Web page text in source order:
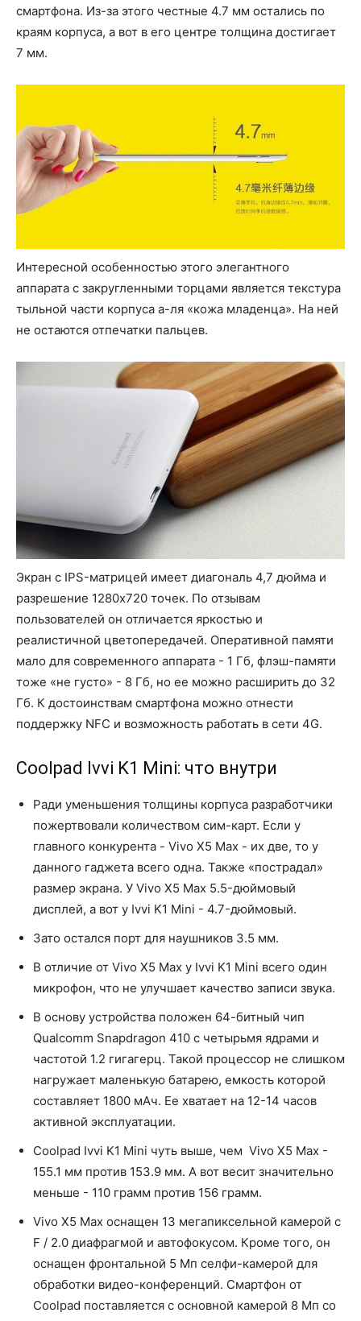
смартфона. Из-за этого честные 4.7 мм остались по
краям корпуса, а вот в его центре толщина достигает
7 мм.
Интересной особенностью этого элегантного
аппарата с закругленными торцами является текстура
тыльной части корпуса а-ля «кожа младенца». На ней
не остаются отпечатки пальцев.
Экран с IPS-матрицей имеет диагональ 4,7 дюйма и
разрешение 1280х720 точек. По отзывам
пользователей он отличается яркостью и
реалистичной цветопередачей. Оперативной памяти
мало для современного аппарата - 1 Гб, флэш-памяти
тоже «не густо» - 8 Гб, но ее можно расширить до 32
Гб. К достоинствам смартфона можно отнести
поддержку NFC и возможность работать в сети 4G.
Coolpad Ivvi K1 Mini: что внутри
Ради уменьшения толщины корпуса разработчики
пожертвовали количеством сим-карт. Если у
главного конкурента - Vivo X5 Max - их две, то у
данного гаджета всего одна. Также «пострадал»
размер экрана. У Vivo X5 Max 5.5-дюймовый
дисплей, а вот у Ivvi K1 Mini - 4.7-дюймовый.
Зато остался порт для наушников 3.5 мм.
В отличие от Vivo X5 Max у Ivvi K1 Mini всего один
микрофон, что не улучшает качество записи звука.
В основу устройства положен 64-битный чип
Qualcomm Snapdragon 410 с четырьмя ядрами и
частотой 1.2 гигагерц. Такой процессор не слишком
нагружает маленькую батарею, емкость которой
составляет 1800 мАч. Ее хватает на 12-14 часов
активной эксплуатации.
Coolpad Ivvi K1 Mini чуть выше, чем Vivo X5 Max -
155.1 мм против 153.9 мм. А вот весит значительно
меньше - 110 грамм против 156 грамм.
Vivo X5 Max оснащен 13 мегапиксельной камерой с
F / 2.0 диафрагмой и автофокусом. Кроме того, он
оснащен фронтальной 5 Мп селфи-камерой для
обработки видео-конференций. Смартфон от
Coolpad поставляется с основной камерой 8 Мп со